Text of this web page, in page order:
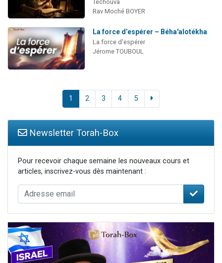
Techouva
Rav Moché BOYER
La force d’espérer – Béha'alotékha
La force d'espérer
Jérome TOUBOUL
1 2 3 4 5
Newsletter Torah-Box
Pour recevoir chaque semaine les nouveaux cours et
articles, inscrivez-vous dès maintenant :